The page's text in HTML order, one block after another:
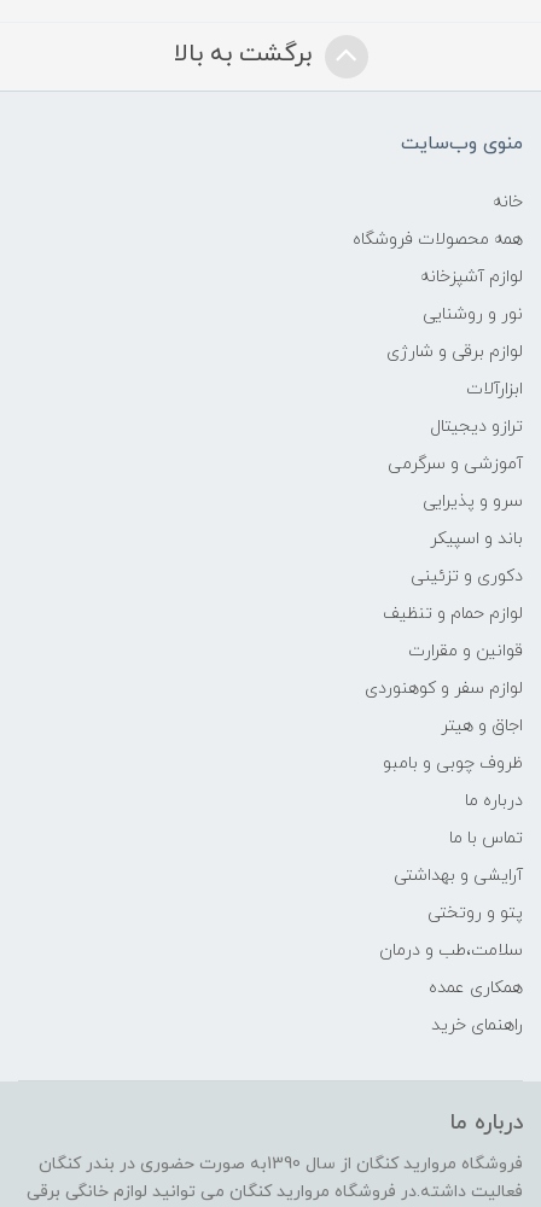
برگشت به بالا
منوی وب‌سایت
خانه
همه محصولات فروشگاه
لوازم آشپزخانه
نور و روشنایی
لوازم برقی و شارژی
ابزارآلات
ترازو دیجیتال
آموزشی و سرگرمی
سرو و پذیرایی
باند و اسپیکر
دکوری و تزئینی
لوازم حمام و تنظیف
قوانین و مقرارت
لوازم سفر و کوهنوردی
اجاق و هیتر
ظروف چوبی و بامبو
درباره ما
تماس با ما
آرایشی و بهداشتی
پتو و روتختی
سلامت،طب و درمان
همکاری عمده
راهنمای خرید
درباره ما
فروشگاه مروارید کنگان از سال 1390به صورت حضوری در بندر کنگان
فعالیت داشته.در فروشگاه مروارید کنگان می توانید لوازم خانگی برقی